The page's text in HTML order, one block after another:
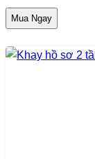
Mua Ngay